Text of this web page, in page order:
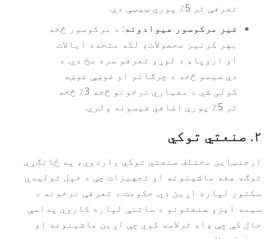
تعرفې تر 5٪ پورې ټیټې دي.
غیر مرکوسور هیوادونه: د مرکوسور څخه
بهر کرنیز محصولات، لکه متحده ایالات
او اروپا، د لوړو تعرفو سره مخ دي. د
دې سیمو څخه د چرګانو او غوښې غوښه
کولی شي د معیاري نرخونو څخه 3٪ څخه
تر 5٪ پورې اضافي فیسونه ولري.
۲. صنعتي توکي
ارجنټاین مختلف صنعتي توکي واردوي، په ځانګړې
توګه هغه ماشینونه او تجهیزات چې د خپل تولیدي
سکتور لپاره اړین دي. حکومت د تعرفې نرخونه د
سیمه ایزو صنعتونو د ساتنې لپاره کاروي پداسې
حال کې چې ډاډ ترلاسه کوي چې اړین ماشینونه او